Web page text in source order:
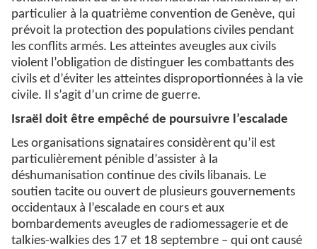
particulier à la quatrième convention de Genève, qui
prévoit la protection des populations civiles pendant
les conflits armés. Les atteintes aveugles aux civils
violent l’obligation de distinguer les combattants des
civils et d’éviter les atteintes disproportionnées à la vie
civile. Il s’agit d’un crime de guerre.
Israël doit être empêché de poursuivre l’escalade
Les organisations signataires considèrent qu’il est
particulièrement pénible d’assister à la
déshumanisation continue des civils libanais. Le
soutien tacite ou ouvert de plusieurs gouvernements
occidentaux à l’escalade en cours et aux
bombardements aveugles de radiomessagerie et de
talkies-walkies des 17 et 18 septembre – qui ont causé